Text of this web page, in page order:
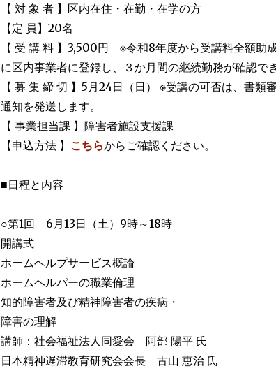
【 対 象 者 】区内在住・在勤・在学の方
【定 員】20名
【 受 講 料 】3,500円 ※令和8年度から受講料全額助
に区内事業者に登録し、３か月間の継続勤務が確認で
【 募 集 締 切 】5月24日（日） ※受講の可否は、書類
通知を発送します。
【 事業担当課 】障害者施設支援課
【申込方法 】 こちらからご確認ください。
■日程と内容
○第1回 6月13日（土）9時～18時
開講式
ホームヘルプサービス概論
ホームヘルパーの職業倫理
知的障害者及び精神障害者の疾病・
障害の理解
講師：社会福祉法人同愛会 阿部 陽平 氏
日本精神遅滞教育研究会会長 古山 恵治 氏